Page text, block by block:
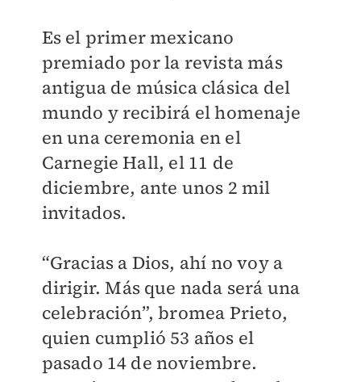
Es el primer mexicano
premiado por la revista más
antigua de música clásica del
mundo y recibirá el homenaje
en una ceremonia en el
Carnegie Hall, el 11 de
diciembre, ante unos 2 mil
invitados.
“Gracias a Dios, ahí no voy a
dirigir. Más que nada será una
celebración”, bromea Prieto,
quien cumplió 53 años el
pasado 14 de noviembre.